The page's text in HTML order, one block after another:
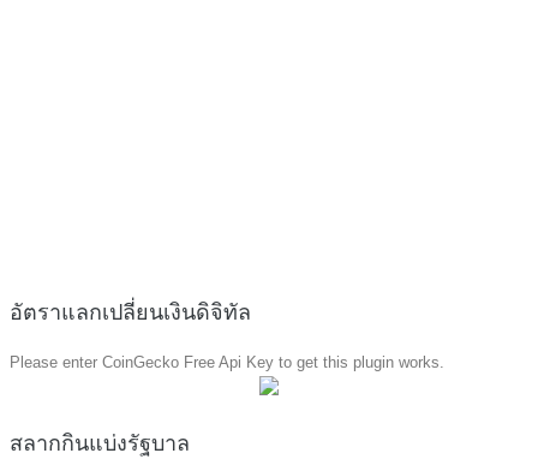
อัตราแลกเปลี่ยนเงินดิจิทัล
Please enter CoinGecko Free Api Key to get this plugin works.
สลากกินแบ่งรัฐบาล